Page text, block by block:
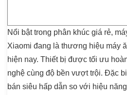
Nổi bật trong phân khúc giá rẻ,
Xiaomi đang là thương hiệu máy
hiện nay. Thiết bị được tối ưu
nghệ cùng độ bền vượt trội. Đặc
bán siêu hấp dẫn so với hiệu